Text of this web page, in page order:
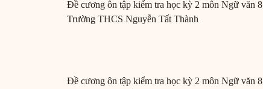
Đề cương ôn tập kiểm tra học kỳ 2 môn Ngữ văn 8
Trường THCS Nguyễn Tất Thành
Đề cương ôn tập kiểm tra học kỳ 2 môn Ngữ văn 8